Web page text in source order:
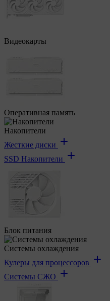
Видеокарты
Оперативная память
Накопители
Жесткие диски
SSD Накопители
Блок питания
Системы охлаждения
Кулеры для процессоров
Системы СЖО